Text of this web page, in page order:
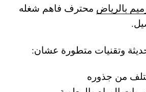
بالرياض محترف فاهم شغله
وتقنيات متطورة عشان:
من جذوره